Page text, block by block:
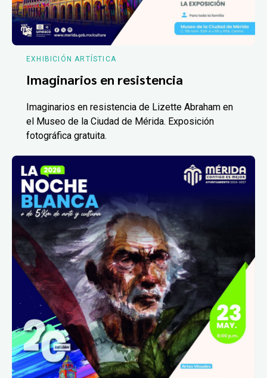
EXHIBICIÓN ARTÍSTICA
Imaginarios en resistencia
Imaginarios en resistencia de Lizette Abraham en
el Museo de la Ciudad de Mérida. Exposición
fotográfica gratuita.